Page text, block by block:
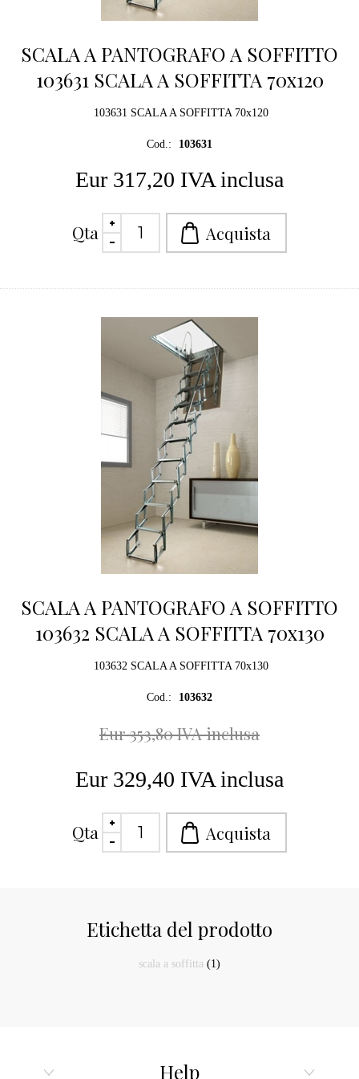
SCALA A PANTOGRAFO A SOFFITTO
103631 SCALA A SOFFITTA 70x120
103631 SCALA A SOFFITTA 70x120
Cod.: 103631
Eur 317,20 IVA inclusa
Qta
SCALA A PANTOGRAFO A SOFFITTO
103632 SCALA A SOFFITTA 70x130
103632 SCALA A SOFFITTA 70x130
Cod.: 103632
Eur 353,80 IVA inclusa
Eur 329,40 IVA inclusa
Qta
Etichetta del prodotto
scala a soffitta (1)
Help